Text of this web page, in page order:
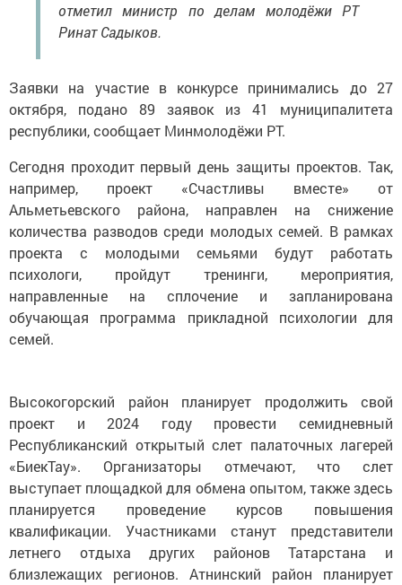
отметил министр по делам молодёжи РТ
Ринат Садыков.
Заявки на участие в конкурсе принимались до 27
октября, подано 89 заявок из 41 муниципалитета
республики, сообщает Минмолодёжи РТ.
Сегодня проходит первый день защиты проектов. Так,
например, проект «Счастливы вместе» от
Альметьевского района, направлен на снижение
количества разводов среди молодых семей. В рамках
проекта с молодыми семьями будут работать
психологи, пройдут тренинги, мероприятия,
направленные на сплочение и запланирована
обучающая программа прикладной психологии для
семей.
Высокогорский район планирует продолжить свой
проект и 2024 году провести семидневный
Республиканский открытый слет палаточных лагерей
«БиекТау». Организаторы отмечают, что слет
выступает площадкой для обмена опытом, также здесь
планируется проведение курсов повышения
квалификации. Участниками станут представители
летнего отдыха других районов Татарстана и
близлежащих регионов. Атнинский район планирует